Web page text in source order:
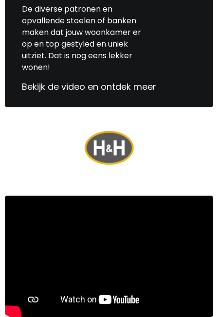
De diverse patronen en
opvallende stoelen of banken
maken dat jouw woonkamer er
op en top gestyled en uniek
uitziet. Dat is nog eens lekker
wonen!
Bekijk de video en ontdek meer